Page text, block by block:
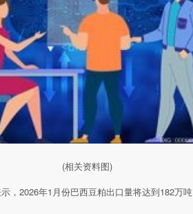
(相关资料图)
，2026年1月份巴西豆粕出口量将达到182万